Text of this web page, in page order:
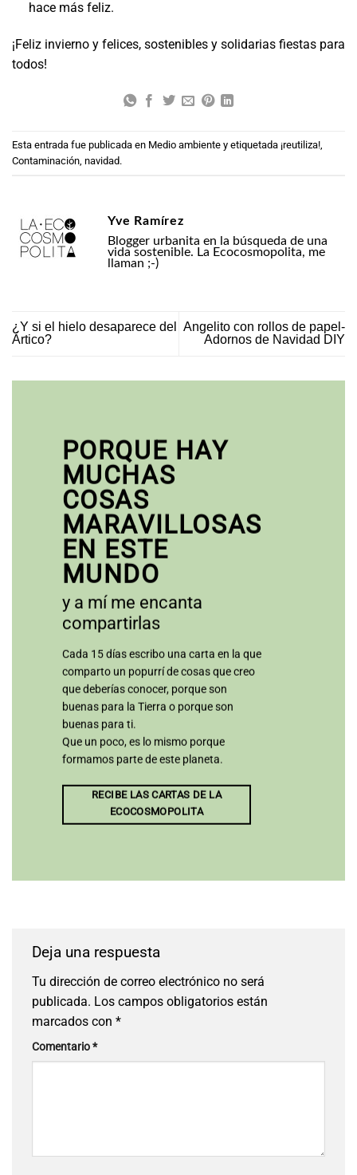
hace más feliz.
¡Feliz invierno y felices, sostenibles y solidarias fiestas para
todos!
Esta entrada fue publicada en Medio ambiente y etiquetada ¡reutiliza!
Contaminación navidad.
Yve Ramírez
Blogger urbanita en la búsqueda de una
vida sostenible. La Ecocosmopolita, me
llaman ;-)
¿Y si el hielo desaparece del
Ártico?
Angelito con rollos de papel-
Adornos de Navidad DIY
PORQUE HAY
MUCHAS
COSAS
MARAVILLOSAS
EN ESTE
MUNDO
y a mí me encanta
compartirlas
Cada 15 días escribo una carta en la que
comparto un popurrí de cosas que creo
que deberías conocer, porque son
buenas para la Tierra o porque son
buenas para ti.
Que un poco, es lo mismo porque
formamos parte de este planeta.
RECIBE LAS CARTAS DE LA
ECOCOSMOPOLITA
Deja una respuesta
Tu dirección de correo electrónico no será
publicada. Los campos obligatorios están
marcados con *
Comentario*